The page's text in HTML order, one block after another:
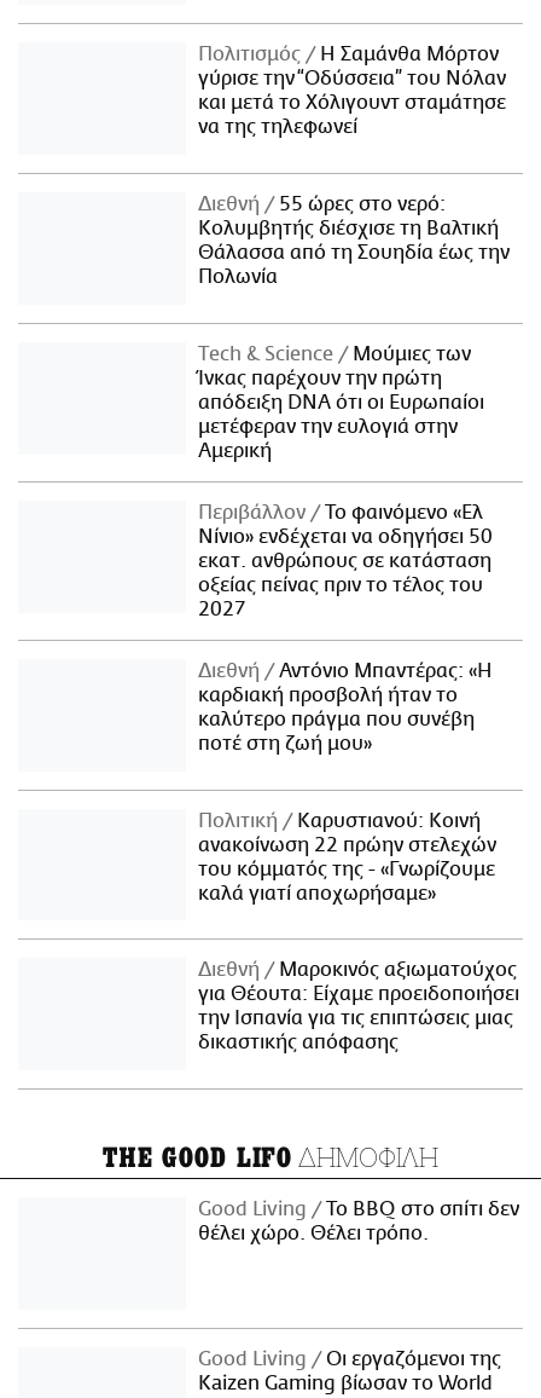
Πολιτισμός
Η Σαμάνθα Μόρτον
γύρισε την “Οδύσσεια” του Νόλαν
και μετά το Χόλιγουντ σταμάτησε
να της τηλεφωνεί
Διεθνή
55 ώρες στο νερό:
Κολυμβητής διέσχισε τη Βαλτική
Θάλασσα από τη Σουηδία έως την
Πολωνία
Τech & Science
Μούμιες των
Ίνκας παρέχουν την πρώτη
απόδειξη DNA ότι οι Ευρωπαίοι
μετέφεραν την ευλογιά στην
Αμερική
Περιβάλλον
Το φαινόμενο «Ελ
Νίνιο» ενδέχεται να οδηγήσει 50
εκατ. ανθρώπους σε κατάσταση
οξείας πείνας πριν το τέλος του
2027
Διεθνή
Αντόνιο Μπαντέρας: «Η
καρδιακή προσβολή ήταν το
καλύτερο πράγμα που συνέβη
ποτέ στη ζωή μου»
Πολιτική
Καρυστιανού: Κοινή
ανακοίνωση 22 πρώην στελεχών
του κόμματός της - «Γνωρίζουμε
καλά γιατί αποχωρήσαμε»
Διεθνή
Μαροκινός αξιωματούχος
για Θέουτα: Είχαμε προειδοποιήσει
την Ισπανία για τις επιπτώσεις μιας
δικαστικής απόφασης
THE GOOD LIFO ΔΗΜΟΦΙΛΗ
Good Living
Το BBQ στο σπίτι δεν
θέλει χώρο. Θέλει τρόπο.
Good Living
Οι εργαζόμενοι της
Kaizen Gaming βίωσαν το World